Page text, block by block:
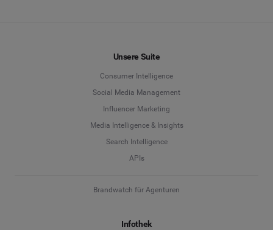
Unsere Suite
Consumer Intelligence
Social Media Management
Influencer Marketing
Media Intelligence & Insights
Search Intelligence
APIs
Brandwatch für Agenturen
Infothek